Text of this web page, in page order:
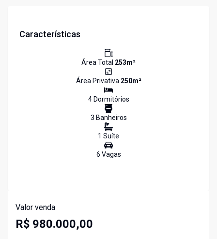
Características
Área Total 253m²
Área Privativa 250m²
4Dormitórios
3 Banheiros
1 Suíte
6 Vagas
Valor venda
R$ 980.000,00